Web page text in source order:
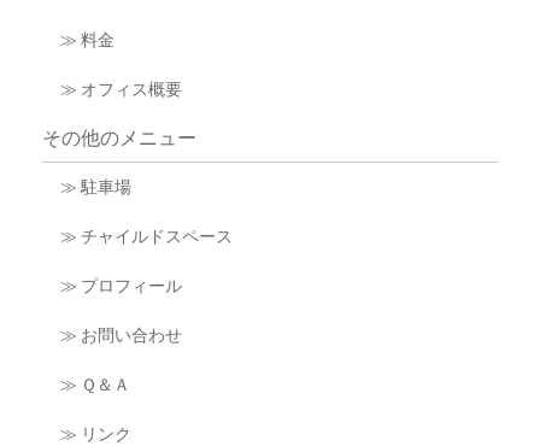
≫ 料金
≫ オフィス概要
その他のメニュー
≫ 駐車場
≫ チャイルドスペース
≫ プロフィール
≫ お問い合わせ
≫ Ｑ＆Ａ
≫ リンク